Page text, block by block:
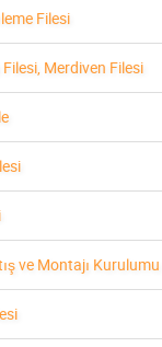
Filesi
Merdiven Filesi
ve Montajı Kurulumu